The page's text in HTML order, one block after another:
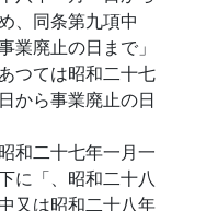
、同条第九項中
業廃止の日まで」
つては昭和二十七
から事業廃止の日
和二十七年一月一
に「、昭和二十八
又は昭和二十八年